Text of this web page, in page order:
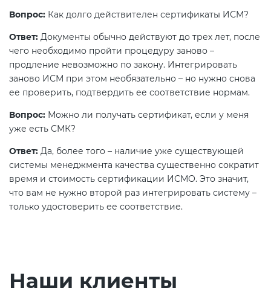
Вопрос: Как долго действителен сертификаты ИСМ?
Ответ: Документы обычно действуют до трех лет, после
чего необходимо пройти процедуру заново –
продление невозможно по закону. Интегрировать
заново ИСМ при этом необязательно – но нужно снова
ее проверить, подтвердить ее соответствие нормам.
Вопрос: Можно ли получать сертификат, если у меня
уже есть СМК?
Ответ: Да, более того – наличие уже существующей
системы менеджмента качества существенно сократит
время и стоимость сертификации ИСМО. Это значит,
что вам не нужно второй раз интегрировать систему –
только удостоверить ее соответствие.
Наши клиенты